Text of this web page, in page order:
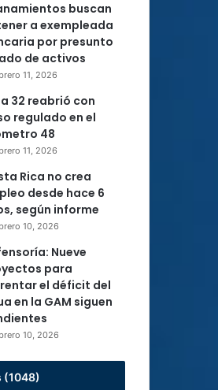
buscan
a exempleada
por presunto
de activos
11, 2026
32 reabrió con
regulado en el
48
11, 2026
Rica no crea
desde hace 6
según informe
10, 2026
Nueve
para
el déficit del
en la GAM siguen
10, 2026
(1048)